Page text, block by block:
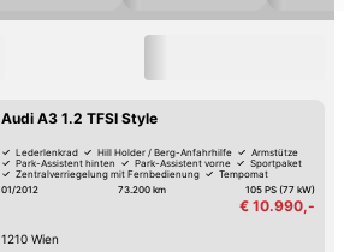
Audi A3 1.2 TFSI Style
Lederlenkrad Hill Holder / Berg-Anfahrhilfe
Armstütze
Park-Assistent hinten
Park-Assistent vorne
Sportpaket
Zentralverriegelung mit Fernbedienung
Tempomat
01/2012
73.200 km 105 PS (77 kW)
€ 10.990,-
1210 Wien